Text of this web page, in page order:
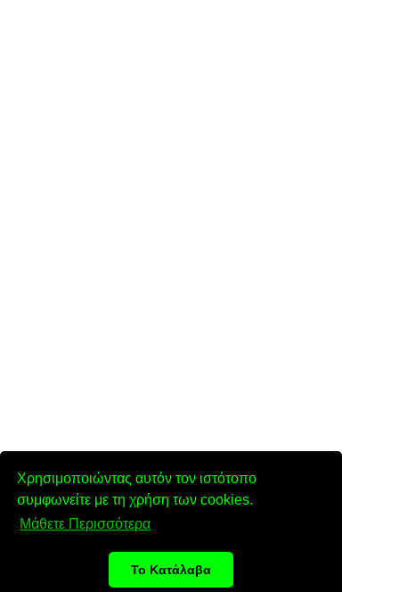
Χρησιμοποιώντας αυτόν τον ιστότοπο
συμφωνείτε με τη χρήση των cookies.
Μάθετε Περισσότερα
Το Κατάλαβα